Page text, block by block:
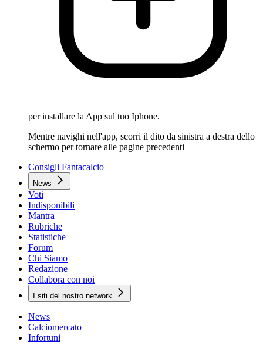
per installare la App sul tuo Iphone.
Mentre navighi nell'app, scorri il dito da sinistra a destra dello
schermo per tornare alle pagine precedenti
Consigli Fantacalcio
News
Voti
Indisponibili
Mantra
Rubriche
Statistiche
Forum
Chi Siamo
Redazione
Collabora con noi
I siti del nostro network
News
Calciomercato
Infortuni